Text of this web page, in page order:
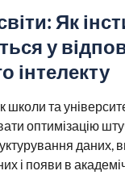
Як
у
інтелекту
школи та
оптимізацію
даних,
і появи в